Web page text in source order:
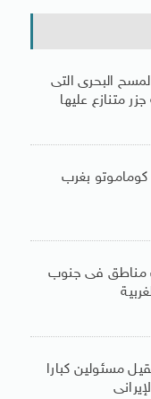
البحرى التى
جزر متنازع عليها
كوماموتو بغرب
مناطق فى جنوب
مسئولين كبارا